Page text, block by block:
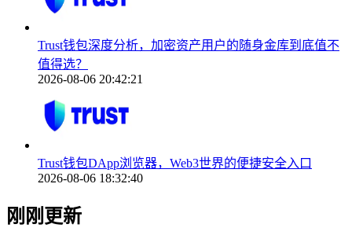
Trust钱包深度分析，加密资产用户的随身金库到底值不
值得选？
2026-08-06 20:42:21
Trust钱包DApp浏览器，Web3世界的便捷安全入口
2026-08-06 18:32:40
刚刚更新